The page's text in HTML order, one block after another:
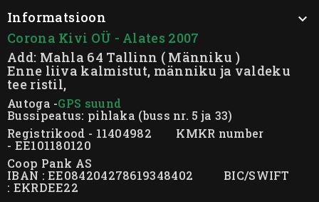
Informatsioon

Corona Kivi OÜ - Alates 2007
Add: Mahla 64 Tallinn ( Männiku )
Enne liiva kalmistut, männiku ja valdeku
tee ristil,
Autoga -GPS suund
Bussipeatus: pihlaka (buss nr. 5 ja 33)
Registrikood - 11404982 KMKR number
- EE101180120
Coop Pank AS
IBAN : EE084204278619348402 BIC/SWIFT
: EKRDEE22